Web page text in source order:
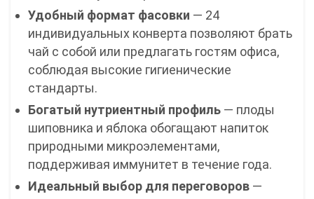
Удобный формат фасовки — 24
индивидуальных конверта позволяют брать
чай с собой или предлагать гостям офиса,
соблюдая высокие гигиенические
стандарты.
Богатый нутриентный профиль — плоды
шиповника и яблока обогащают напиток
природными микроэлементами,
поддерживая иммунитет в течение года.
Идеальный выбор для переговоров —